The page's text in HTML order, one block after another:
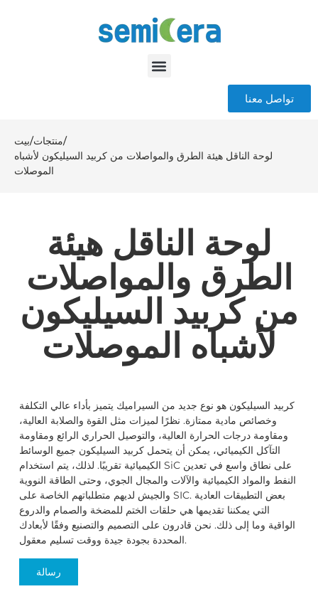
تواصل معنا
بيت/منتجات/
لوحة الناقل هيئة الطرق والمواصلات من كربيد السيليكون لأشباه
الموصلات
لوحة الناقل هيئة
الطرق والمواصلات
من كربيد السيليكون
لأشباه الموصلات
كربيد السيليكون هو نوع جديد من السيراميك يتميز بأداء عالي التكلفة
وخصائص مادية ممتازة. نظرًا لميزات مثل القوة والصلابة العالية،
ومقاومة درجات الحرارة العالية، والتوصيل الحراري الرائع ومقاومة
التآكل الكيميائي، يمكن أن يتحمل كربيد السيليكون جميع الوسائط
الكيميائية تقريبًا. لذلك، يتم استخدام SiC على نطاق واسع في تعدين
النفط والمواد الكيميائية والآلات والمجال الجوي، وحتى الطاقة النووية
والجيش لديهم متطلباتهم الخاصة على SIC. بعض التطبيقات العادية
التي يمكننا تقديمها هي حلقات الختم للمضخة والصمام والدروع
الواقية وما إلى ذلك. نحن قادرون على التصميم والتصنيع وفقًا لأبعادك
المحددة بجودة جيدة ووقت تسليم معقول.
رسالة